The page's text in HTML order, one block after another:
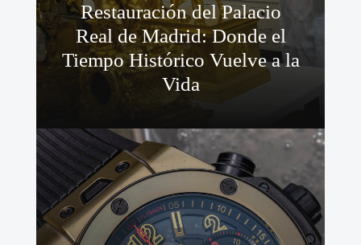
Restauración del Palacio
Real de Madrid: Donde el
Tiempo Histórico Vuelve a la
Vida